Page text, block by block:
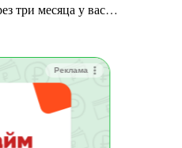
три месяца у вас…
Реклама